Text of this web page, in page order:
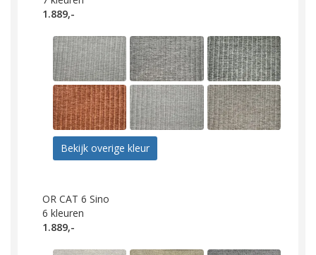
1.889,-
Bekijk overige kleur
OR CAT 6 Sino
6 kleuren
1.889,-